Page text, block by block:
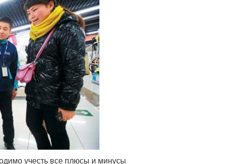
учесть все плюсы и минусы